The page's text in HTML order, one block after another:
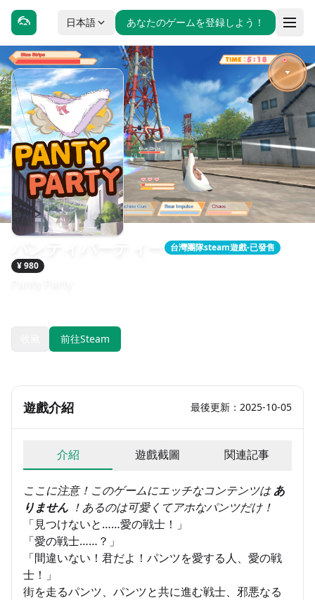
日本語 あなたのゲームを登録しよう！
台灣團隊steam遊戲-已發售
¥ 980
前往Steam
遊戲介紹 最後更新：2025-10-05
介紹 遊戲截圖 関連記事
ここに注意！このゲームにエッチなコンテンツはあ
りません ！あるのは可愛くてアホなパンツだけ！
「見つけないと……愛の戦士！」
「愛の戦士……？」
「間違いない！君だよ！パンツを愛する人、愛の戦
士！」
街を走るパンツ、パンツと共に進む戦士、邪悪なる